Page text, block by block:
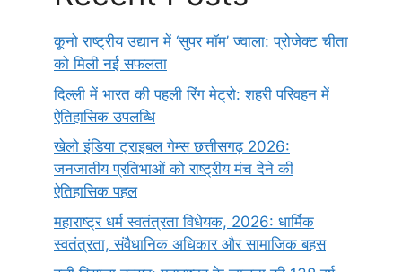
कूनो राष्ट्रीय उद्यान में ‘सुपर मॉम’ ज्वाला: प्रोजेक्ट चीता
को मिली नई सफलता
दिल्ली में भारत की पहली रिंग मेट्रो: शहरी परिवहन में
ऐतिहासिक उपलब्धि
खेलो इंडिया ट्राइबल गेम्स छत्तीसगढ़ 2026:
जनजातीय प्रतिभाओं को राष्ट्रीय मंच देने की
ऐतिहासिक पहल
महाराष्ट्र धर्म स्वतंत्रता विधेयक, 2026: धार्मिक
स्वतंत्रता, संवैधानिक अधिकार और सामाजिक बहस